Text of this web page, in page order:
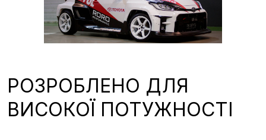
РОЗРОБЛЕНО ДЛЯ
ВИСОКОЇ ПОТУЖНОСТІ